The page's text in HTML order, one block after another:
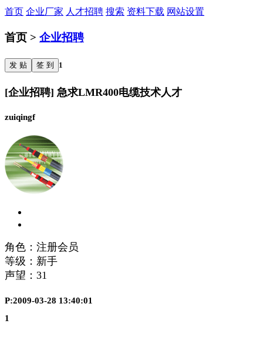
首页 企业厂家 人才招聘 搜索 资料下载 网站设置
首页 > 企业招聘
发 贴 签 到 1
[企业招聘] 急求LMR400电缆技术人才
zuiqingf
角色：注册会员
等级：新手
声望： 31
P:2009-03-28 13:40:01
1